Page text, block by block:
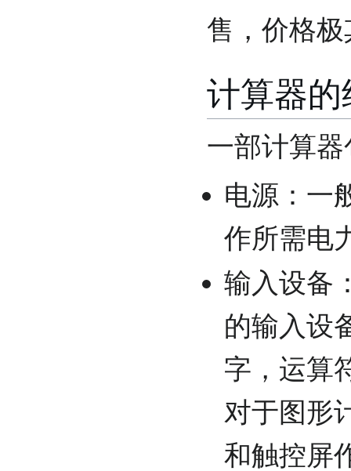
售，价格
计算器
一部计算
电源：一
作所需电
输入设备
的输入设
字，运算
对于图形
和触控屏